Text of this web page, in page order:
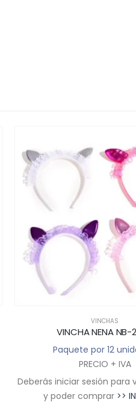
VINCHAS
VINCHA NENA NB-
Paquete por 12
PRECIO + IVA
Deberás iniciar sesión para
y poder comprar >>